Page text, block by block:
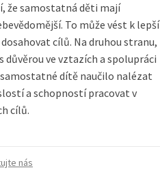
že samostatná děti mají
To může vést k lepší
cílů. Na druhou stranu,
ve vztazích a spolupráci
dítě naučilo nalézat
a schopností pracovat v
cílů.
nás